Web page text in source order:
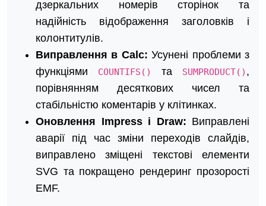
дзеркальних номерів сторінок та
надійність відображення заголовків і
колонтитулів.
Виправлення в Calc: Усунені проблеми з
функціями
COUNTIFS() та SUMPRODUCT() ,
порівнянням десяткових чисел та
стабільністю коментарів у клітинках.
Оновлення Impress і Draw: Виправлені
аварії під час зміни переходів слайдів,
виправлено зміщені текстові елементи
SVG та покращено рендеринг прозорості
EMF.